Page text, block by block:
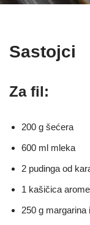
Sastojci
Za fil:
200 g šećera
600 ml mleka
2 pudinga od
1 kašičica
250 g margarina